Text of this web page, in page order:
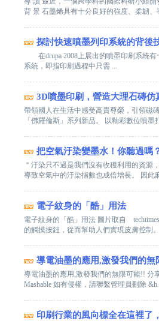
背 景 石墨烯具有十分良好的強度、柔韌、
探討快速噴墨列印系統的背後
在drupa 2008上展出的噴墨印刷系統有
系統，即指印刷過程中只需 ...
3D噴墨印刷，營造大理石磚仿
帶領國人在生活中感受高貴尊榮，引領磁
「佛羅倫斯」系列新品。 以釉彩數位噴
把空氣汙染變墨水！你聽過嗎
＂汙染只不過是我們沒有收穫利用的資
導致空氣中的汙染指數也成倍增長。 因此
電子紋身的「酷」用法
電子紋身的「酷」用法 圖片取自
的觸摸按鈕，從而幫助人們實現皮膚控制
導電油墨的應用,激發我們的無
導電油墨的應用,激發我們的無限可能!! 分
Mashable 如有侵權，請聯繫管理員刪除 &h
印刷行業的風向標全在這裡了